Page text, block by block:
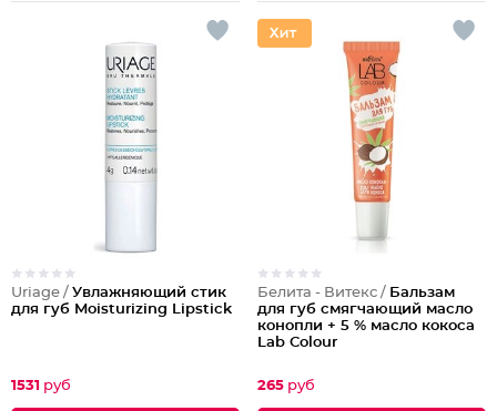
Uriage / Увлажняющий стик
для губ Moisturizing Lipstick
1531 руб
Белита - Витекс / Бальзам
для губ смягчающий масло
конопли + 5 % масло кокоса
Lab Colour
265 руб